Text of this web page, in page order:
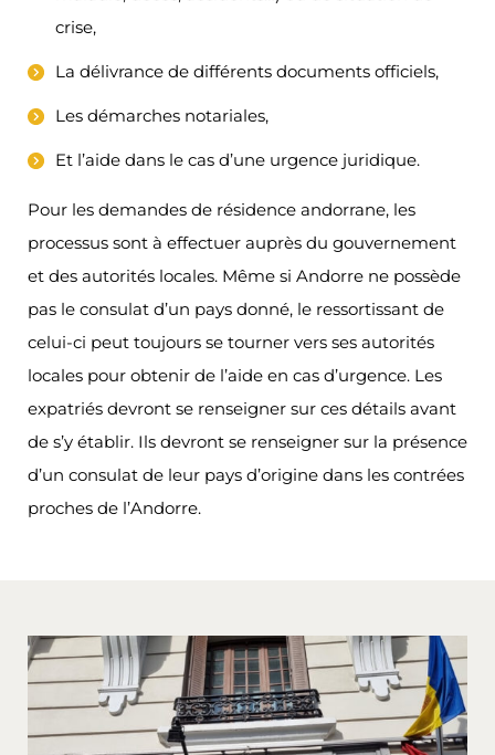
crise,
La délivrance de différents documents officiels,
Les démarches notariales,
Et l’aide dans le cas d’une urgence juridique.
Pour les demandes de résidence andorrane, les
processus sont à effectuer auprès du gouvernement
et des autorités locales. Même si Andorre ne possède
pas le consulat d’un pays donné, le ressortissant de
celui-ci peut toujours se tourner vers ses autorités
locales pour obtenir de l’aide en cas d’urgence. Les
expatriés devront se renseigner sur ces détails avant
de s’y établir. Ils devront se renseigner sur la présence
d’un consulat de leur pays d’origine dans les contrées
proches de l’Andorre.